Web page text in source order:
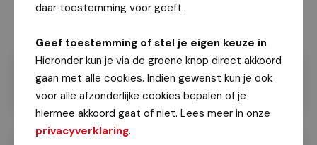
daar toestemming voor geeft.
Geef toestemming of stel je eigen keuze in
Hieronder kun je via de groene knop direct akkoord
gaan met alle cookies. Indien gewenst kun je ook
voor alle afzonderlijke cookies bepalen of je
hiermee akkoord gaat of niet. Lees meer in onze
privacyverklaring.